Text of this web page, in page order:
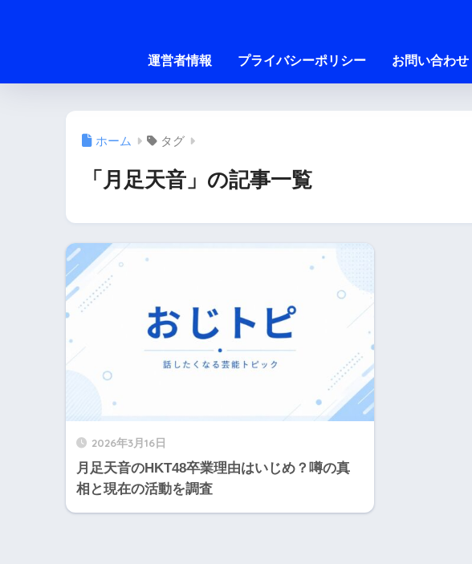
運営者情報 プライバシーポリシー お問い合わせ
ホーム タグ
「月足天音」の記事一覧
2026年3月16日
月足天音のHKT48卒業理由はいじめ？噂の真
相と現在の活動を調査